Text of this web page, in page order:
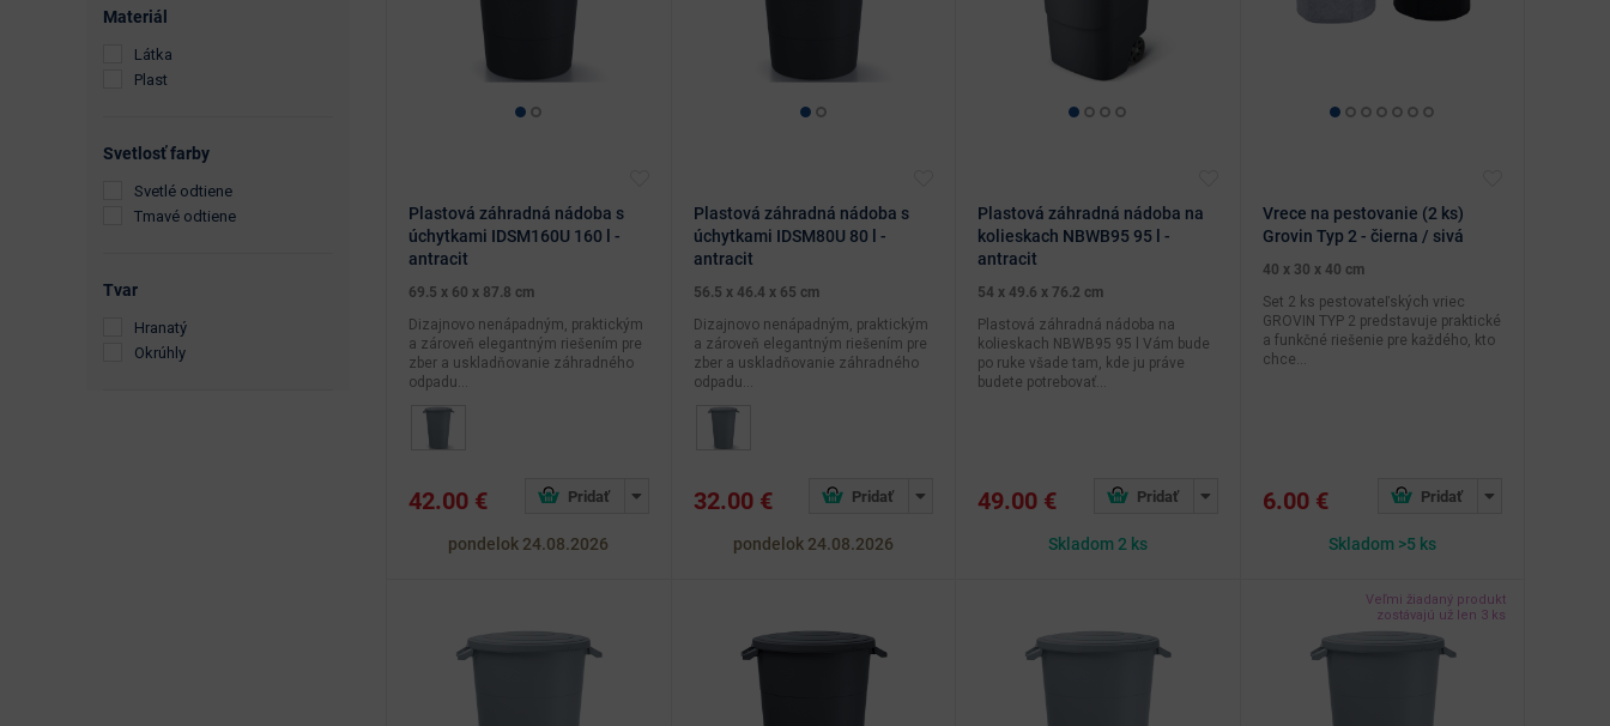
Plastová záhradná nádoba s
úchytkami IDSM160U 160 l -
antracit
69.5 x 60 x 87.8 cm
Dizajnovo nenápadným, praktickým
a zároveň elegantným riešením pre
zber a uskladňovanie záhradného
odpadu...
42.00 €
pondelok 24.08.2026
Plastová záhradná nádoba s
úchytkami IDSM80U 80 l -
antracit
56.5 x 46.4 x 65 cm
Dizajnovo nenápadným, praktickým
a zároveň elegantným riešením pre
zber a uskladňovanie záhradného
odpadu...
32.00 €
pondelok 24.08.2026
Plastová záhradná nádoba na
kolieskach NBWB95 95 l -
antracit
54 x 49.6 x 76.2 cm
Plastová záhradná nádoba na
kolieskach NBWB95 95 l Vám bude
po ruke všade tam, kde ju práve
budete potrebovať...
49.00 €
Skladom 2 ks
Vrece na pestovanie (2 ks)
Grovin Typ 2 - čierna / sivá
40 x 30 x 40 cm
Set 2 ks pestovateľských vriec
GROVIN TYP 2 predstavuje praktické
a funkčné riešenie pre každého, kto
chce...
6.00 €
Skladom >5 ks
Veľmi žiadaný produkt
zostávajú už len 3 ks
a popolnice)
Doplnky a príslušenstvo
koberce
Kemping
materiál
látka
plast
svetlosť farby
svetlé odtiene
tmavé odtiene
tvar
hranatý
okrúhly